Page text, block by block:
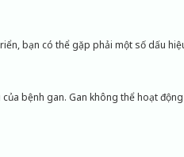
bạn có thể gặp phải một số dấu
bệnh gan. Gan không thể hoạt